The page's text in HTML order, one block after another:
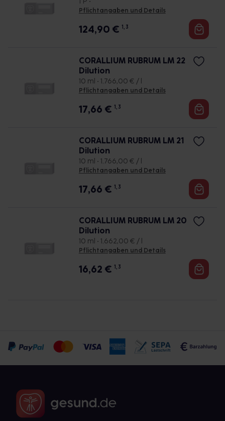
Pflichtangaben und Details
124,90 € 1, 3
CORALLIUM RUBRUM LM 22
Dilution
10 ml • 1.766,00 € / l
Pflichtangaben und Details
17,66 € 1, 3
CORALLIUM RUBRUM LM 21
Dilution
10 ml • 1.766,00 € / l
Pflichtangaben und Details
17,66 € 1, 3
CORALLIUM RUBRUM LM 20
Dilution
10 ml • 1.662,00 € / l
Pflichtangaben und Details
16,62 € 1, 3